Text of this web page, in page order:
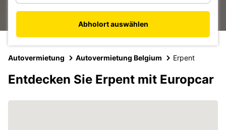
Abholort auswählen
Autovermietung Autovermietung Belgium Erpent
Entdecken Sie Erpent mit Europcar